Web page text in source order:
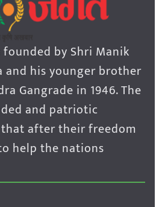
founded by Shri Manik
and his younger brother
Gangrade in 1946. The
and patriotic
after their freedom
help the nations